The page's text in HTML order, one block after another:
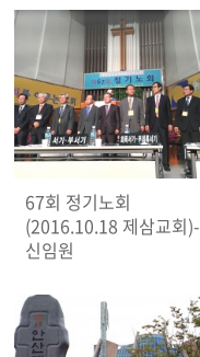
67회 정기노회
(2016.10.18 제삼교회)-
신임원